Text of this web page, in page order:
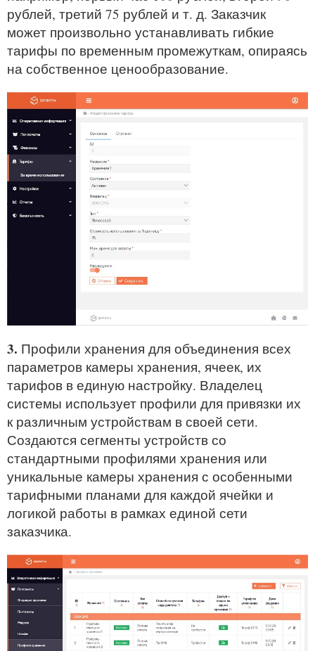
рублей, третий 75 рублей и т. д. Заказчик
может произвольно устанавливать гибкие
тарифы по временным промежуткам, опираясь
на собственное ценообразование.
3. Профили хранения для объединения всех
параметров камеры хранения, ячеек, их
тарифов в единую настройку. Владелец
системы использует профили для привязки их
к различным устройствам в своей сети.
Создаются сегменты устройств со
стандартными профилями хранения или
уникальные камеры хранения с особенными
тарифными планами для каждой ячейки и
логикой работы в рамках единой сети
заказчика.